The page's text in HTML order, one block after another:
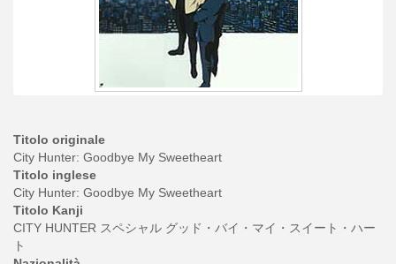
Titolo originale
City Hunter: Goodbye My Sweetheart
Titolo inglese
City Hunter: Goodbye My Sweetheart
Titolo Kanji
CITY HUNTER スペシャル グッド・バイ・マイ・スイート・ハー
ト